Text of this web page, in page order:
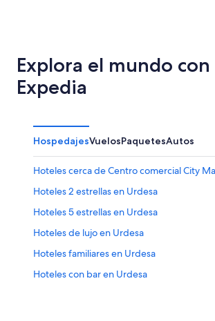
Explora el mundo con
Expedia
HospedajesVuelosPaquetesAutos
Hoteles cerca de Centro comercial City
Hoteles 2 estrellas en Urdesa
Hoteles 5 estrellas en Urdesa
Hoteles de lujo en Urdesa
Hoteles familiares en Urdesa
Hoteles con bar en Urdesa